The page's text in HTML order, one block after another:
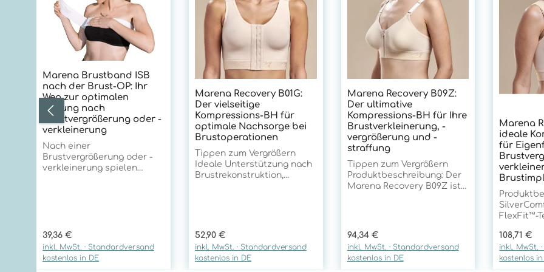
Marena Brustband ISB
nach der Brust-OP: Ihr
Weg zur optimalen
Heilung nach
Brustvergrößerung oder -
verkleinerung
Nach einer
Brustvergrößerung oder -
verkleinerung spielen
tragen zu einem besseren
ästhetischen Ergebnis bei.
Hier erfahren Sie alles
Regulärer Preis:
39,36 €
inkl. MwSt. · Standardversand
kostenlos in DE
Marena Recovery B01G:
Der vielseitige
Kompressions-BH für
optimale Nachsorge bei
Brustoperationen
Tippen zum Vergrößern
Ideale Unterstützung nach
Brustrekonstruktion,
Brustgurt ist die perfekte
Lösung für Patientinnen
nach verschiedenen
Brustoperationen,
Regulärer Preis:
52,90 €
inkl. MwSt. · Standardversand
kostenlos in DE
Marena Recovery B09Z:
Der ultimative
Kompressions-BH für Ihre
Brustverkleinerung, -
vergrößerung und -
straffung
Tippen zum Vergrößern
Produktbeschreibung: Der
Marena Recovery B09Z ist
nach Brustvergrößerung,
Brustverkleinerung oder
Bruststraffung. Er wurde
entwickelt, um
Regulärer Preis:
94,34 €
inkl. MwSt. · Standardversand
kostenlos in DE
Marena
ideale
für
FlexFit™-
perfekter
jeder Art
Regulärer
108,71 €
inkl. MwSt.
kostenlos in